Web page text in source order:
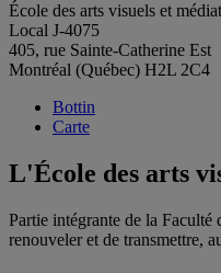
École des arts visuels et
Local J-4075
405, rue Sainte-Catherine Est
Montréal (Québec) H2L 2C4
Bottin
Carte
L'École des arts
Partie intégrante de la Faculté
renouveler et de transmettre,